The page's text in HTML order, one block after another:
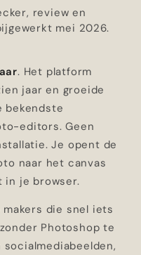
review en
mei 2026.
. Het platform
jaar en groeide
bekendste
editors. Geen
Je opent de
naar het canvas
je browser.
die snel iets
Photoshop te
socialmediabeelden,